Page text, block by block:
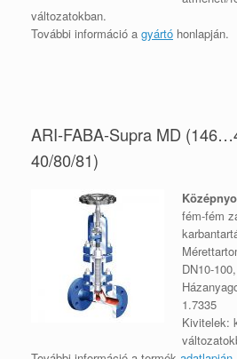
változatokban.
További információ a gyártó honlapján.
ARI-FABA-Supra MD
40/80/81)
fém-fém
DN10-100,
1.7335
Kivitelek: